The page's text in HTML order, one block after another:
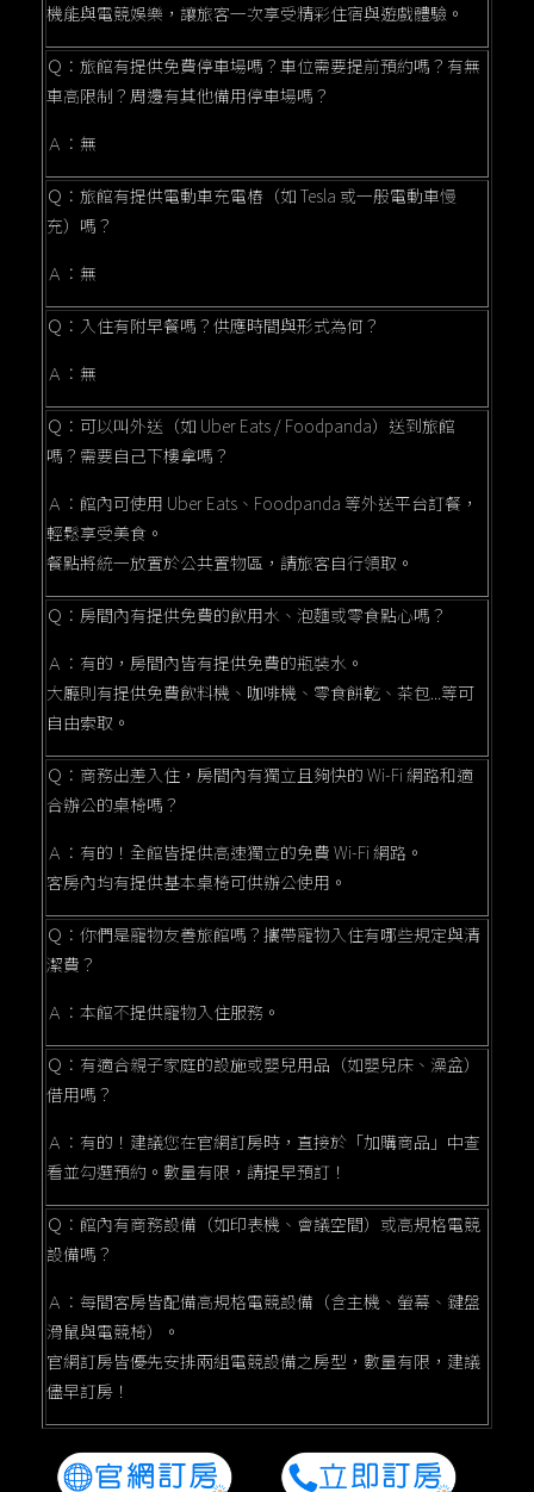
機能與電競娛樂，讓旅客一次享受精彩住宿與遊戲體驗。
Ｑ：旅館有提供免費停車場嗎？車位需要提前預約嗎？有無
車高限制？周邊有其他備用停車場嗎？
Ａ：無
Ｑ：旅館有提供電動車充電樁（如 Tesla 或一般電動車慢
充）嗎？
Ａ：無
Ｑ：入住有附早餐嗎？供應時間與形式為何？
Ａ：無
Ｑ：可以叫外送（如 Uber Eats / Foodpanda）送到旅館
嗎？需要自己下樓拿嗎？
Ａ：館內可使用 Uber Eats、Foodpanda 等外送平台訂餐，
輕鬆享受美食。
餐點將統一放置於公共置物區，請旅客自行領取。
Ｑ：房間內有提供免費的飲用水、泡麵或零食點心嗎？
Ａ：有的，房間內皆有提供免費的瓶裝水。
大廳則有提供免費飲料機、咖啡機、零食餅乾、茶包...等可
自由索取。
Ｑ：商務出差入住，房間內有獨立且夠快的 Wi-Fi 網路和適
合辦公的桌椅嗎？
Ａ：有的！全館皆提供高速獨立的免費 Wi-Fi 網路。
客房內均有提供基本桌椅可供辦公使用。
Ｑ：你們是寵物友善旅館嗎？攜帶寵物入住有哪些規定與清
潔費？
Ａ：本館不提供寵物入住服務。
Ｑ：有適合親子家庭的設施或嬰兒用品（如嬰兒床、澡盆）
借用嗎？
Ａ：有的！建議您在官網訂房時，直接於「加購商品」中查
看並勾選預約。數量有限，請提早預訂！
Ｑ：館內有商務設備（如印表機、會議空間）或高規格電競
設備嗎？
Ａ：每間客房皆配備高規格電競設備（含主機、螢幕、鍵盤
滑鼠與電競椅）。
官網訂房皆優先安排兩組電競設備之房型，數量有限，建議
儘早訂房！